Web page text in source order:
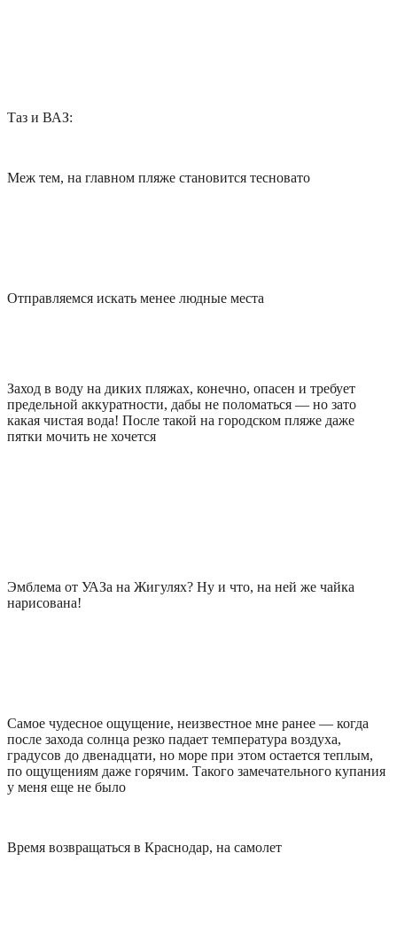
Таз и ВАЗ:
Меж тем, на главном пляже становится тесновато
Отправляемся искать менее людные места
Заход в воду на диких пляжах, конечно, опасен и требует
предельной аккуратности, дабы не поломаться — но зато
какая чистая вода! После такой на городском пляже даже
пятки мочить не хочется
Эмблема от УАЗа на Жигулях? Ну и что, на ней же чайка
нарисована!
Самое чудесное ощущение, неизвестное мне ранее — когда
после захода солнца резко падает температура воздуха,
градусов до двенадцати, но море при этом остается теплым,
по ощущениям даже горячим. Такого замечательного купания
у меня еще не было
Время возвращаться в Краснодар, на самолет